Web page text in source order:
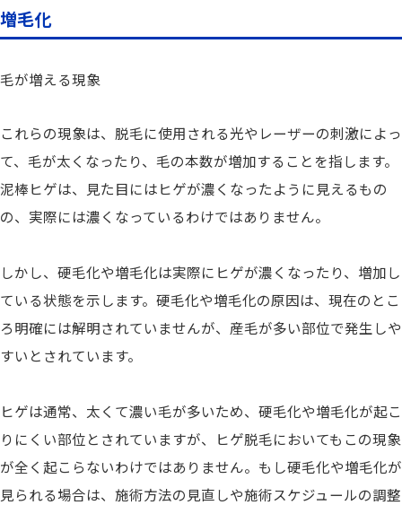
増毛化
毛が増える現象
これらの現象は、脱毛に使用される光やレーザーの刺激によっ
て、毛が太くなったり、毛の本数が増加することを指します。
泥棒ヒゲは、見た目にはヒゲが濃くなったように見えるもの
の、実際には濃くなっているわけではありません。
しかし、硬毛化や増毛化は実際にヒゲが濃くなったり、増加し
ている状態を示します。 硬毛化や増毛化の原因は、現在のとこ
ろ明確には解明されていませんが、産毛が多い部位で発生しや
すいとされています。
ヒゲは通常、太くて濃い毛が多いため、硬毛化や増毛化が起こ
りにくい部位とされていますが、ヒゲ脱毛においてもこの現象
が全く起こらないわけではありません。 もし硬毛化や増毛化が
見られる場合は、施術方法の見直しや施術スケジュールの調整